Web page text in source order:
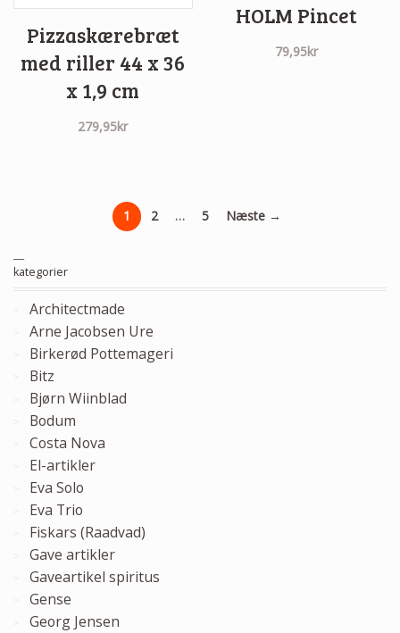
Pizzaskærebræt
med riller 44 x 36
x 1,9 cm
279,95kr
HOLM Pincet
79,95kr
1 2 … 5 Næste →
kategorier
Architectmade
Arne Jacobsen Ure
Birkerød Pottemageri
Bitz
Bjørn Wiinblad
Bodum
Costa Nova
El-artikler
Eva Solo
Eva Trio
Fiskars (Raadvad)
Gave artikler
Gaveartikel spiritus
Gense
Georg Jensen